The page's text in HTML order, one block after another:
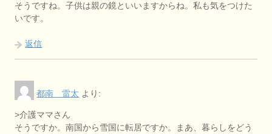
そうですね。子供は親の鏡といいますからね。私も気をつけた
いです。
返信
都南 雷太 より:
>介護ママさん
そうですか。南国から雪国に転居ですか。まあ、暮らしをどう